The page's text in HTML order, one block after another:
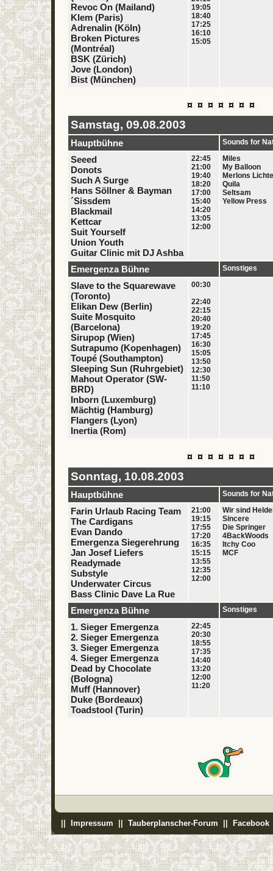
Revoc On (Mailand)
Klem (Paris)
Adrenalin (Köln)
Broken Pictures
(Montréal)
BSK (Zürich)
Jove (London)
Bist (München)
19:05
18:40
17:25
16:10
15:05
¤ ¤ ¤ ¤ ¤ ¤ ¤
Samstag, 09.08.2003
Hauptbühne Sounds for
Seeed
Donots
Such A Surge
Hans Söllner & Bayman
´Sissdem
Blackmail
Kettcar
Suit Yourself
Union Youth
Guitar Clinic mit DJ Ashba
22:45
21:00
19:40
18:20
17:00
15:40
14:20
13:05
12:00
Miles
My Balloon
Merlons
Quila
Seltsam
Yellow Press
Emergenza Bühne Sonstiges
Slave to the Squarewave
(Toronto)
Elikan Dew (Berlin)
Suite Mosquito
(Barcelona)
Sirupop (Wien)
Sutrapumo (Kopenhagen)
Toupé (Southampton)
Sleeping Sun (Ruhrgebiet)
Mahout Operator (SW-
BRD)
Inborn (Luxemburg)
Mächtig (Hamburg)
Flangers (Lyon)
Inertia (Rom)
00:30
22:40
22:15
20:40
19:20
17:45
16:30
15:05
13:50
12:30
11:50
11:10
¤ ¤ ¤ ¤ ¤ ¤ ¤
Sonntag, 10.08.2003
Hauptbühne Sounds for
Farin Urlaub Racing Team
The Cardigans
Evan Dando
Emergenza Siegerehrung
Jan Josef Liefers
Readymade
Substyle
Underwater Circus
Bass Clinic Dave La Rue
21:00
19:15
17:55
17:20
16:35
15:15
13:55
12:35
12:00
Wir sind
Sincere
Die Springer
4BackWoods
Itchy Coo
MCF
Emergenza Bühne Sonstiges
1. Sieger Emergenza
2. Sieger Emergenza
3. Sieger Emergenza
4. Sieger Emergenza
Dead by Chocolate
(Bologna)
Muff (Hannover)
Duke (Bordeaux)
Toadstool (Turin)
22:45
20:30
18:55
17:35
14:40
13:20
12:00
11:20
Impressum Tauberplanscher-Forum Facebook